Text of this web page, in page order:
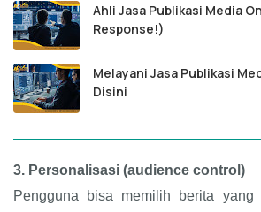
Ahli Jasa Publikasi Media
Response!)
Melayani Jasa Publikasi
Disini
3. Personalisasi (audience control)
Pengguna bisa memilih berita